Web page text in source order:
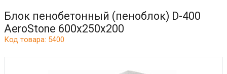
Блок пенобетонный (пеноблок) D-400
AeroStone 600x250x200
Код товара: 5400